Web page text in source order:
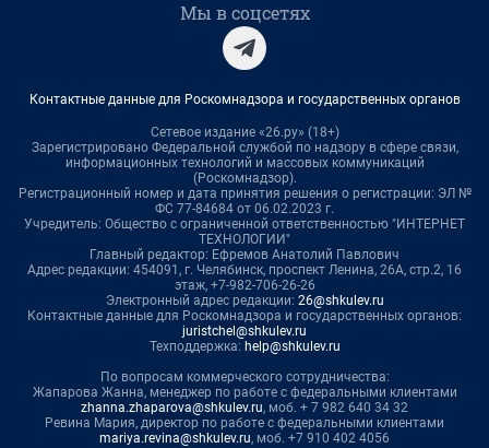
Мы в соцсетях
Контактные данные для Роскомнадзора и государственных органов
Сетевое издание «26.ру» (18+)
Зарегистрировано Федеральной службой по надзору в сфере связи,
информационных технологий и массовых коммуникаций
(Роскомнадзор).
Регистрационный номер и дата принятия решения о регистрации: ЭЛ №
ФС 77-84684 от 06.02.2023 г.
Учредитель: Общество с ограниченной ответственностью "ИНТЕРНЕТ
ТЕХНОЛОГИИ"
Главный редактор: Ефремов Анатолий Павлович
Адрес редакции: 454091, г. Челябинск, проспект Ленина, 26А, стр.2, 16
этаж, +7-982-706-26-26
Электронный адрес редакции: 26@shkulev.ru
Контактные данные для Роскомнадзора и государственных органов:
juristchel@shkulev.ru
Техподдержка: help@shkulev.ru
По вопросам коммерческого сотрудничества:
Жапарова Жанна, менеджер по работе с федеральными клиентами
zhanna.zhaparova@shkulev.ru, моб. + 7 982 640 34 32
Ревина Мария, директор по работе с федеральными клиентами
mariya.revina@shkulev.ru, моб. +7 910 402 4056